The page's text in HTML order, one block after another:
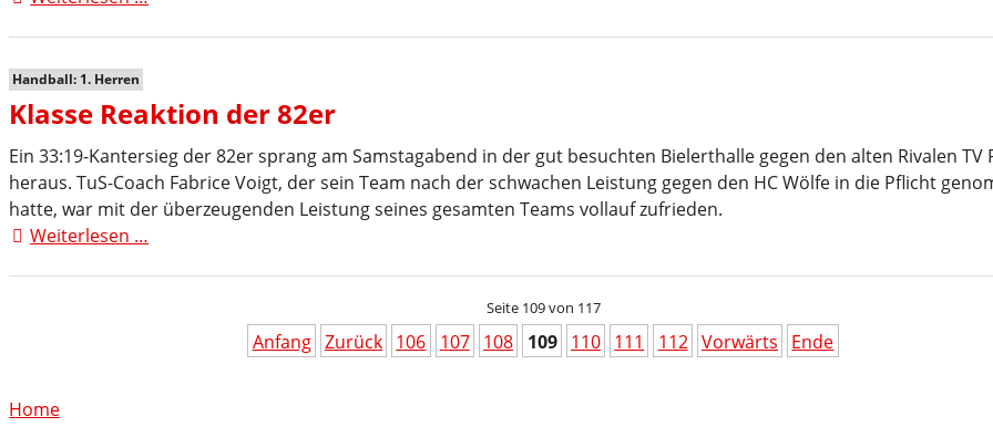
trauert
um
Bernd
Herweg
Handball: 1. Herren
Klasse Reaktion der 82er
Ein 33:19-Kantersieg der 82er sprang am Samstagabend in der gut besuchten Bielerthalle gegen den alten Rivalen TV
heraus. TuS-Coach Fabrice Voigt, der sein Team nach der schwachen Leistung gegen den HC Wölfe in die Pflicht
hatte, war mit der überzeugenden Leistung seines gesamten Teams vollauf zufrieden.
Weiterlesen …
Seite 109 von 117
Anfang Zurück 106 107 108 109 110 111 112 Vorwärts Ende
Home